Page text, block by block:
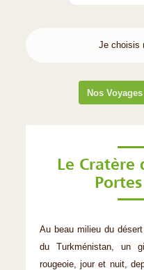
Nos
Le Cratère
Au beau milieu du
du Turkménistan, un
rougeoie, jour et nuit,